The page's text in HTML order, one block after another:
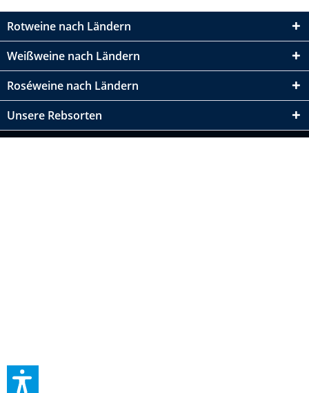
Rotweine nach Ländern
Weißweine nach Ländern
Roséweine nach Ländern
Unsere Rebsorten